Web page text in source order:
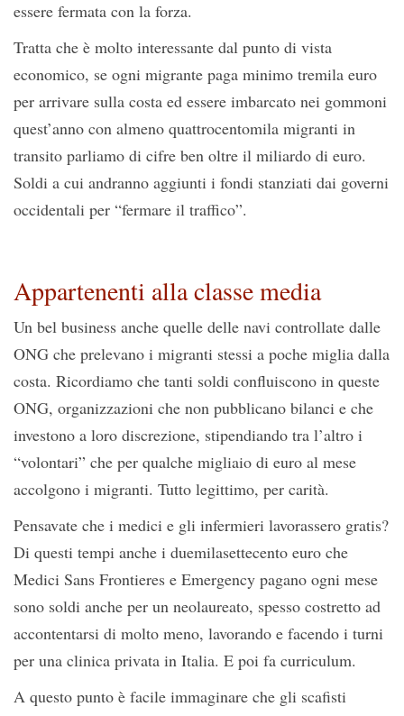
essere fermata con la forza.
Tratta che è molto interessante dal punto di vista
economico, se ogni migrante paga minimo tremila euro
per arrivare sulla costa ed essere imbarcato nei gommoni
quest’anno con almeno quattrocentomila migranti in
transito parliamo di cifre ben oltre il miliardo di euro.
Soldi a cui andranno aggiunti i fondi stanziati dai governi
occidentali per “fermare il traffico”.
Appartenenti alla classe media
Un bel business anche quelle delle navi controllate dalle
ONG che prelevano i migranti stessi a poche miglia dalla
costa. Ricordiamo che tanti soldi confluiscono in queste
ONG, organizzazioni che non pubblicano bilanci e che
investono a loro discrezione, stipendiando tra l’altro i
“volontari” che per qualche migliaio di euro al mese
accolgono i migranti. Tutto legittimo, per carità.
Pensavate che i medici e gli infermieri lavorassero gratis?
Di questi tempi anche i duemilasettecento euro che
Medici Sans Frontieres e Emergency pagano ogni mese
sono soldi anche per un neolaureato, spesso costretto ad
accontentarsi di molto meno, lavorando e facendo i turni
per una clinica privata in Italia. E poi fa curriculum.
A questo punto è facile immaginare che gli scafisti